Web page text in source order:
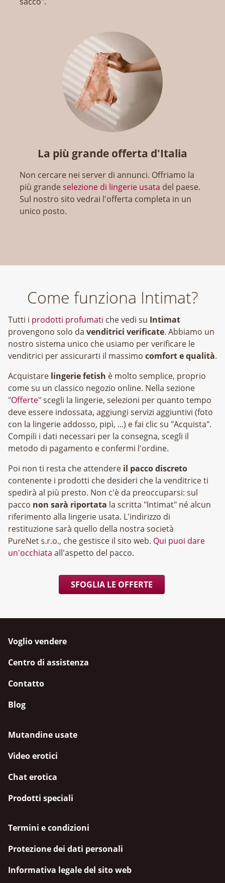
La più grande offerta d'Italia
Non cercare nei server di annunci. Offriamo la
più grandeselezione di lingerie usata del paese.
Sul nostro sito vedrai l'offerta completa in un
unico posto.
Come funziona Intimat?
Tutti i prodotti profumati che vedi su Intimat
provengono solo da venditrici verificate. Abbiamo un
nostro sistema unico che usiamo per verificare le
venditrici per assicurarti il massimo comfort e qualità.
Acquistare lingerie fetish è molto semplice, proprio
come su un classico negozio online. Nella sezione
"Offerte" scegli la lingerie, selezioni per quanto tempo
deve essere indossata, aggiungi servizi aggiuntivi (foto
con la lingerie addosso, pipì, ...) e fai clic su "Acquista".
Compili i dati necessari per la consegna, scegli il
metodo di pagamento e confermi l'ordine.
Poi non ti resta che attendere il pacco discreto
contenente i prodotti che desideri che la venditrice ti
spedirà al più presto. Non c'è da preoccuparsi: sul
pacco non sarà riportata la scritta "Intimat" né alcun
riferimento alla lingerie usata. L'indirizzo di
restituzione sarà quello della nostra società
, che gestisce il sito web. Qui puoi dare
un'occhiata all'aspetto del pacco.
SFOGLIA LE OFFERTE
Voglio vendere
Centro di assistenza
Contatto
Blog
Mutandine usate
Video erotici
Chat erotica
Prodotti speciali
Termini e condizioni
Protezione dei dati personali
Informativa legale del sito web